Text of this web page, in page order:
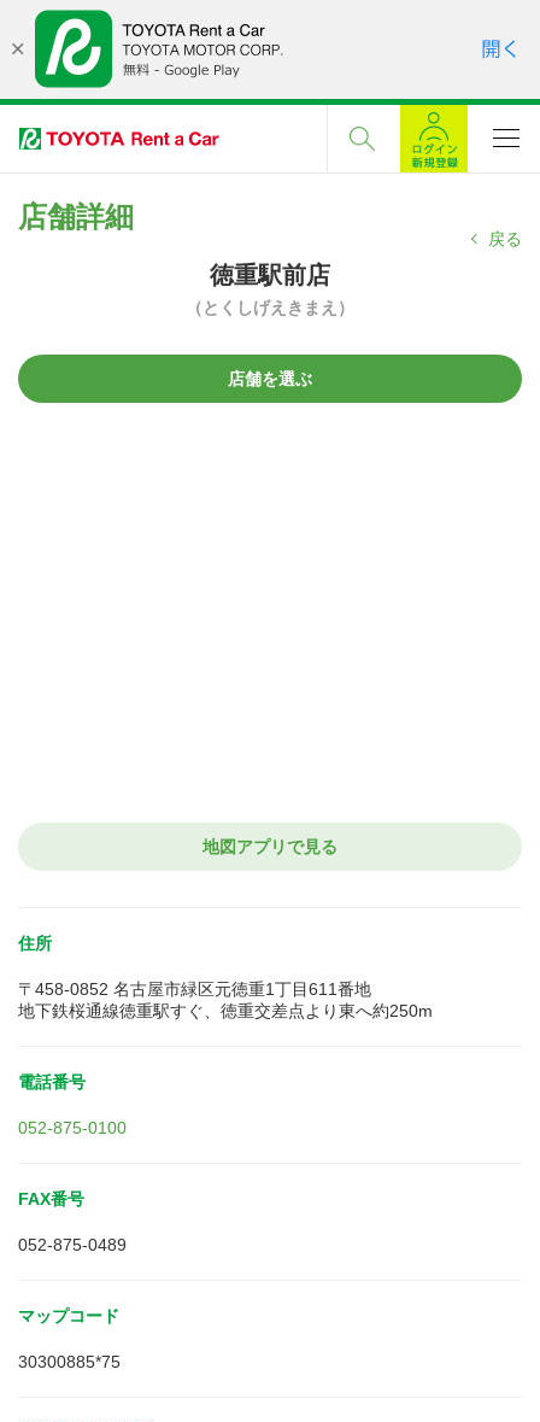
店舗詳細
戻る
徳重駅前店
（とくしげえきまえ）
店舗を選ぶ
地図アプリで見る
住所
〒458-0852 名古屋市緑区元徳重1丁目611番地
地下鉄桜通線徳重駅すぐ、徳重交差点より東へ約250m
電話番号
052-875-0100
FAX番号
052-875-0489
マップコード
30300885*75